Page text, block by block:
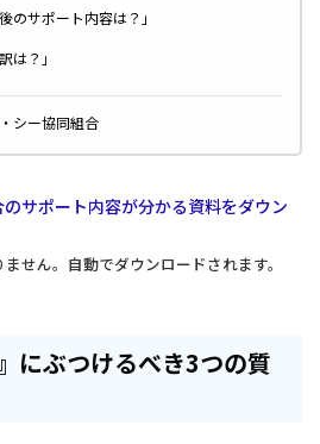
のサポート内容は？」
は？」
シー協同組合
サポート内容が分かる資料をダウン
せん。自動でダウンロードされます。
にぶつけるべき3つの質